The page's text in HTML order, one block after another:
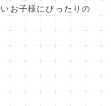
お子様にぴったりの